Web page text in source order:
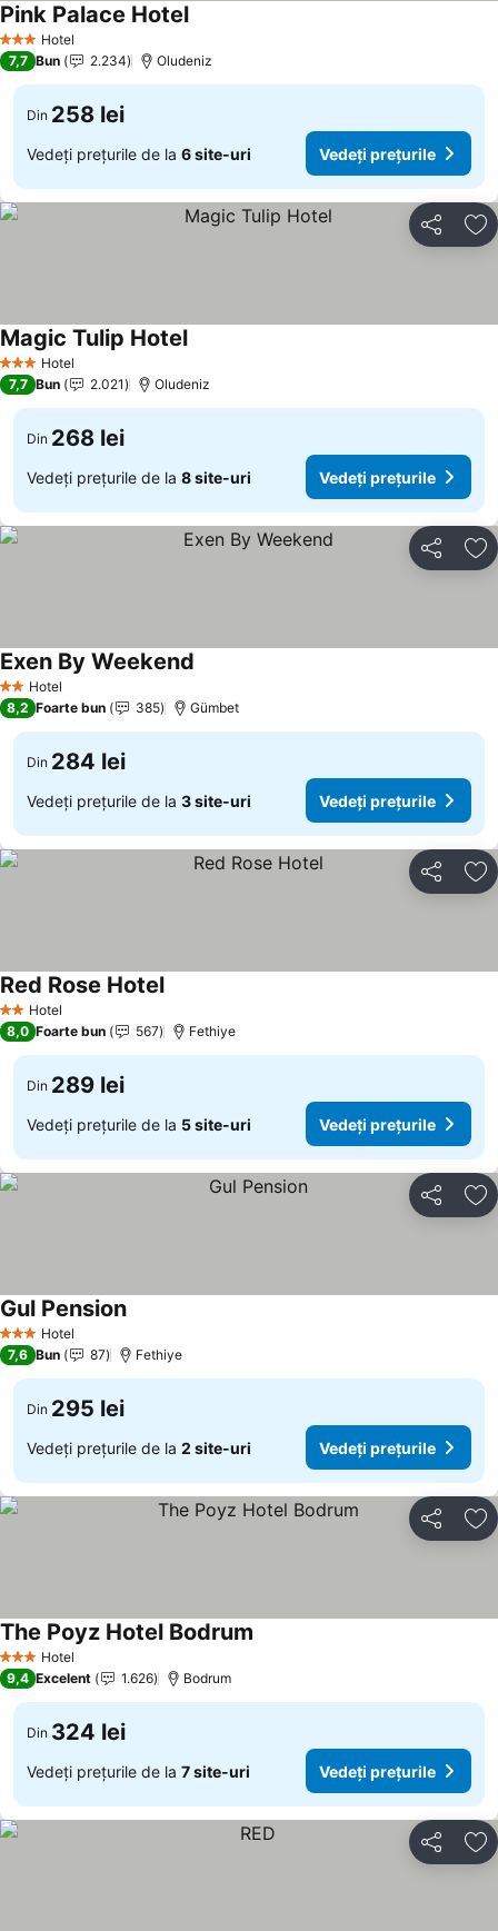
3 SteleHotel
Pink Palace Hotel
7,7 Bun 2.234 Oludeniz
Din 258 lei
Vedeți prețurile de la 6 site-uri Vedeți prețurile
Distribuiți
3 SteleHotel
Magic Tulip Hotel
7,7 Bun 2.021 Oludeniz
Din 268 lei
Vedeți prețurile de la 8 site-uri Vedeți prețurile
Distribuiți
2 SteleHotel
Exen By Weekend
8,2 Foarte bun 385 Gümbet
Din 284 lei
Vedeți prețurile de la 3 site-uri Vedeți prețurile
Distribuiți
2 SteleHotel
Red Rose Hotel
8,0 Foarte bun 567 Fethiye
Din 289 lei
Vedeți prețurile de la 5 site-uri Vedeți prețurile
Distribuiți
3 SteleHotel
Gul Pension
7,6 Bun 87 Fethiye
Din 295 lei
Vedeți prețurile de la 2 site-uri Vedeți prețurile
Distribuiți
3 SteleHotel
The Poyz Hotel Bodrum
9,4 Excelent 1.626 Bodrum
Din 324 lei
Vedeți prețurile de la 7 site-uri Vedeți prețurile
Distribuiți